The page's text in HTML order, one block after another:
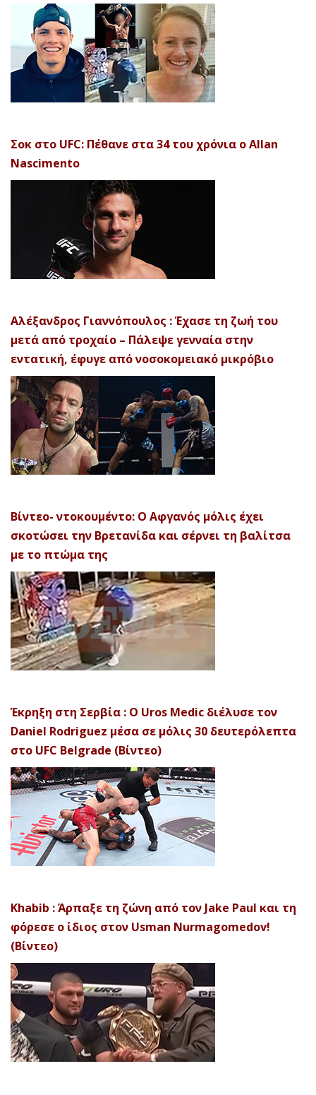
Σοκ στο UFC: Πέθανε στα 34 του χρόνια ο Allan
Nascimento
Αλέξανδρος Γιαννόπουλος : Έχασε τη ζωή του
μετά από τροχαίο – Πάλεψε γενναία στην
εντατική, έφυγε από νοσοκομειακό μικρόβιο
Βίντεο- ντοκουμέντο: Ο Αφγανός μόλις έχει
σκοτώσει την Βρετανίδα και σέρνει τη βαλίτσα
με το πτώμα της
Έκρηξη στη Σερβία : Ο Uros Medic διέλυσε τον
Daniel Rodriguez μέσα σε μόλις 30 δευτερόλεπτα
στο UFC Belgrade (Βίντεο)
Khabib : Άρπαξε τη ζώνη από τον Jake Paul και τη
φόρεσε ο ίδιος στον Usman Nurmagomedov!
(Βίντεο)